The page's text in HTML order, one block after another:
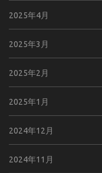
2025年4月
2025年3月
2025年2月
2025年1月
2024年12月
2024年11月